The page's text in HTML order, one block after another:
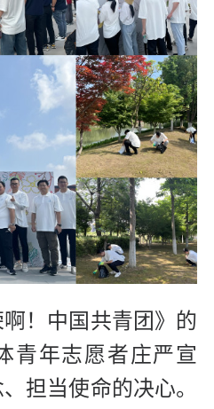
！中国共青团》的
青年志愿者庄严宣
担当使命的决心。